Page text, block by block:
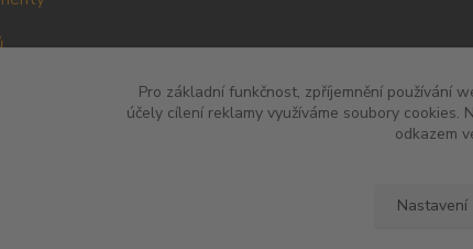
Pro základní funkčnost, zpříjemnění používání
účely cílení reklamy využíváme soubory
odkazem
Nastavení